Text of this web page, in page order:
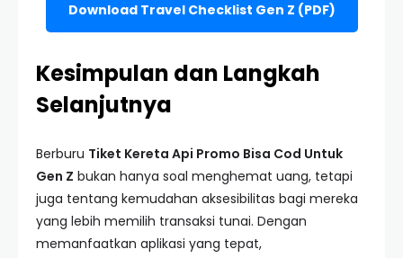
Download Travel Checklist Gen Z (PDF)
Kesimpulan dan Langkah
Selanjutnya
Berburu Tiket Kereta Api Promo Bisa Cod Untuk
Gen Z bukan hanya soal menghemat uang, tetapi
juga tentang kemudahan aksesibilitas bagi mereka
yang lebih memilih transaksi tunai. Dengan
memanfaatkan aplikasi yang tepat,